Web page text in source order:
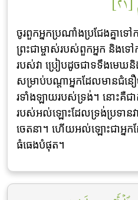
ចូរពួកអ្នកប្រណាំងប្រជែងគ្នា
ព្រះជាម្ចាស់របស់ពួកអ្នក និង
របស់វា ប្រៀបដូចជាទទឹងមេឃ
សម្រាប់បណ្តាអ្នកដែលមានជំ
រទាំងឡាយរបស់ទ្រង់។ នោះគឺជា
របស់អល់ឡោះដែលទ្រង់ប្រទាន
ចេតនា។ ហើយអល់ឡោះជាអ្នក
ធំធេងបំផុត។